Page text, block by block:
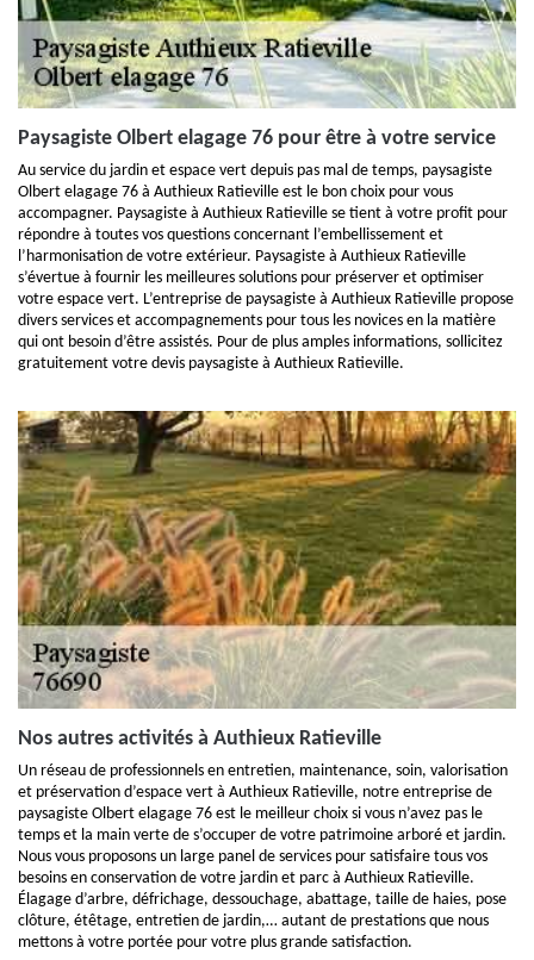
Paysagiste Olbert elagage 76 pour être à votre service
Au service du jardin et espace vert depuis pas mal de temps, paysagiste
Olbert elagage 76 à Authieux Ratieville est le bon choix pour vous
accompagner. Paysagiste à Authieux Ratieville se tient à votre profit pour
répondre à toutes vos questions concernant l’embellissement et
l’harmonisation de votre extérieur. Paysagiste à Authieux Ratieville
s’évertue à fournir les meilleures solutions pour préserver et optimiser
votre espace vert. L’entreprise de paysagiste à Authieux Ratieville propose
divers services et accompagnements pour tous les novices en la matière
qui ont besoin d’être assistés. Pour de plus amples informations, sollicitez
gratuitement votre devis paysagiste à Authieux Ratieville.
Nos autres activités à Authieux Ratieville
Un réseau de professionnels en entretien, maintenance, soin, valorisation
et préservation d’espace vert à Authieux Ratieville, notre entreprise de
paysagiste Olbert elagage 76 est le meilleur choix si vous n’avez pas le
temps et la main verte de s’occuper de votre patrimoine arboré et jardin.
Nous vous proposons un large panel de services pour satisfaire tous vos
besoins en conservation de votre jardin et parc à Authieux Ratieville.
Élagage d’arbre, défrichage, dessouchage, abattage, taille de haies, pose
clôture, étêtage, entretien de jardin,… autant de prestations que nous
mettons à votre portée pour votre plus grande satisfaction.